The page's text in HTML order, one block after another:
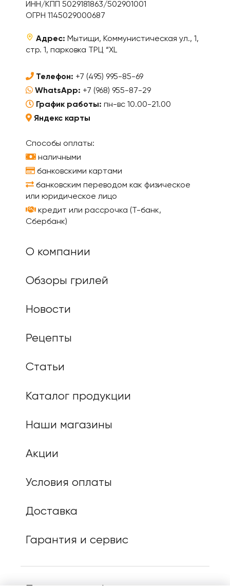
ИНН/КПП 5029181863/502901001
ОГРН 1145029000687
Адрес: Мытищи, Коммунистическая ул., 1,
стр. 1, парковка ТРЦ “XL
Телефон: +7 (495) 995-85-69
WhatsApp: +7 (968) 955-87-29
График работы: пн-вс 10.00-21.00
Яндекс карты
Способы оплаты:
наличными
банковскими картами
банковским переводом как физическое
или юридическое лицо
кредит или рассрочка (Т-банк,
Сбербанк)
О компании
Обзоры грилей
Новости
Рецепты
Статьи
Каталог продукции
Наши магазины
Акции
Условия оплаты
Доставка
Гарантия и сервис